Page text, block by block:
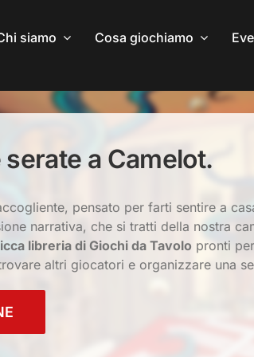
siamo Cosa giochiamo
a Camelot.
pensato per farti sentire a
narrativa, che si tratti della nostra
libreria di Giochi da Tavolo pronti
altri giocatori e organizzare una